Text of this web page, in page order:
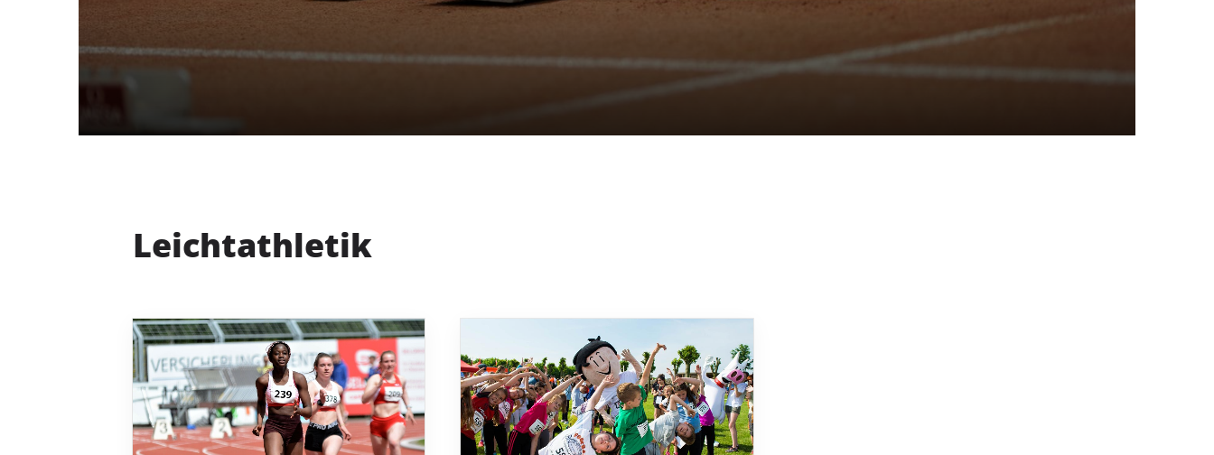
Leichtathletik
Delmenhorster Turnverein
von 1856 e. V.
27753 Delmenhorst
Unser Verein
Mitgliedschaft
Sportangebote
DTVital